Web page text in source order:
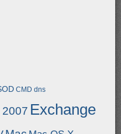
CMD dns
Exchange